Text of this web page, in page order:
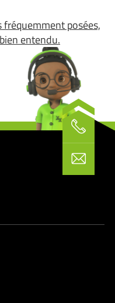
posées,
entendu.